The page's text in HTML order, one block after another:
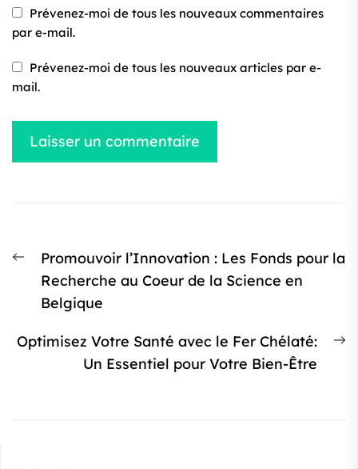
Prévenez-moi de tous les nouveaux commentaires
par e-mail.
Prévenez-moi de tous les nouveaux articles par e-
mail.
de
l’article
Article
précédent
Promouvoir l’Innovation : Les Fonds pour la
Recherche au Coeur de la Science en
Belgique
Optimisez Votre Santé avec le Fer Chélaté:
Un Essentiel pour Votre Bien-Être